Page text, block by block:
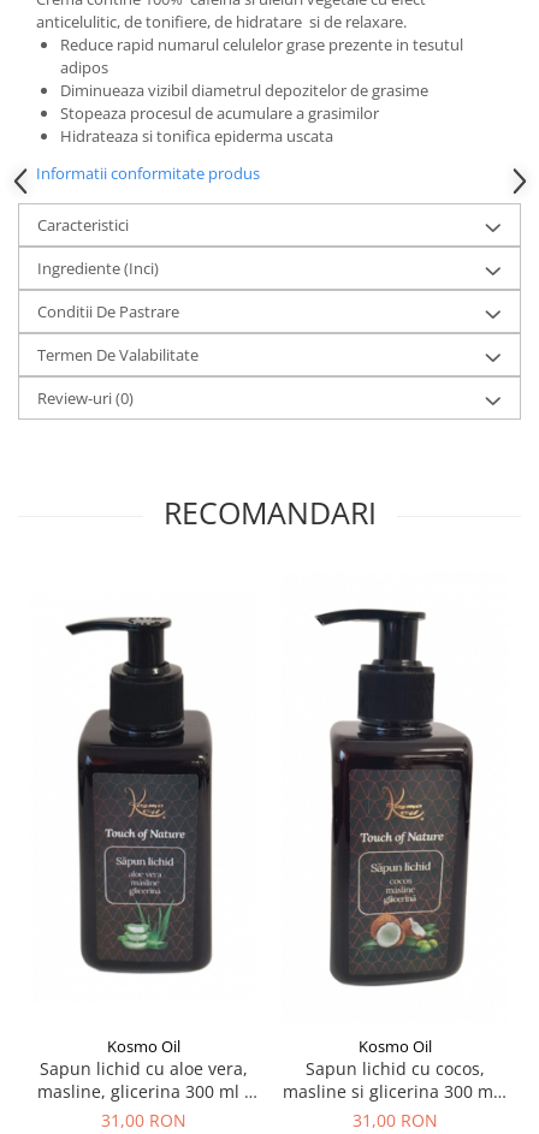
anticelulitic, de tonifiere, de hidratare si de relaxare.
Reduce rapid numarul celulelor grase prezente in tesutul
adipos
Diminueaza vizibil diametrul depozitelor de grasime
Stopeaza procesul de acumulare a grasimilor
Hidrateaza si tonifica epiderma uscata
Informatii conformitate produs
Caracteristici
Ingrediente (Inci)
Conditii De Pastrare
Termen De Valabilitate
Review-uri(0)
RECOMANDARI
Kosmo Oil
Sapun lichid cu aloe vera,
masline, glicerina 300 ml -
Touch of Nature
31,00 RON
Kosmo Oil
Sapun lichid cu cocos,
masline si glicerina 300 ml -
Touch of Nature
31,00 RON